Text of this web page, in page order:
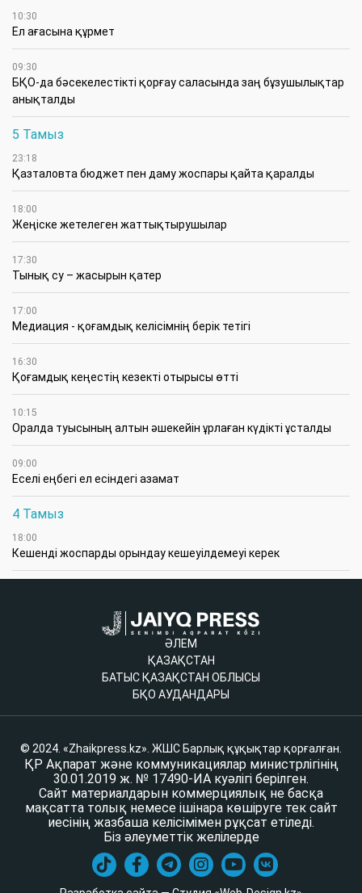
10:30
Ел ағасына құрмет
09:30
БҚО-да бәсекелестікті қорғау саласында заң бұзушылықтар
анықталды
5 Тамыз
23:18
Қазталовта бюджет пен даму жоспары қайта қаралды
18:00
Жеңіске жетелеген жаттықтырушылар
17:30
Тынық су – жасырын қатер
17:00
Медиация - қоғамдық келісімнің берік тетігі
16:30
Қоғамдық кеңестің кезекті отырысы өтті
10:15
Оралда туысының алтын әшекейін ұрлаған күдікті ұсталды
09:00
Еселі еңбегі ел есіндегі азамат
4 Тамыз
18:00
Кешенді жоспарды орындау кешеуілдемеуі керек
ӘЛЕМ
ҚАЗАҚСТАН
БАТЫС ҚАЗАҚСТАН ОБЛЫСЫ
БҚО АУДАНДАРЫ
© 2024. «Zhaikpress.kz». ЖШС Барлық құқықтар қорғалған.
ҚР Ақпарат және коммуникациялар министрлігінің
30.01.2019 ж. № 17490-ИА куәлігі берілген.
Сайт материалдарын коммерциялық не басқа
мақсатта толық немесе ішінара көшіруге тек сайт
иесінің жазбаша келісімімен рұқсат етіледі.
Біз әлеуметтік желілерде